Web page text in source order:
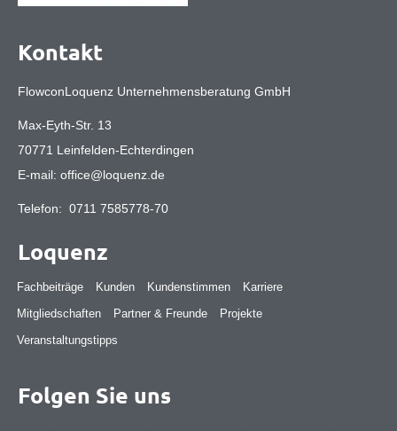
Kontakt
FlowconLoquenz Unternehmensberatung GmbH
Max-Eyth-Str. 13
70771 Leinfelden-Echterdingen
E-mail: office@loquenz.de
Telefon: 0711 7585778-70
Loquenz
Fachbeiträge Kunden Kundenstimmen
Karriere
Mitgliedschaften
Partner & Freunde
Projekte
Veranstaltungstipps
Folgen Sie uns